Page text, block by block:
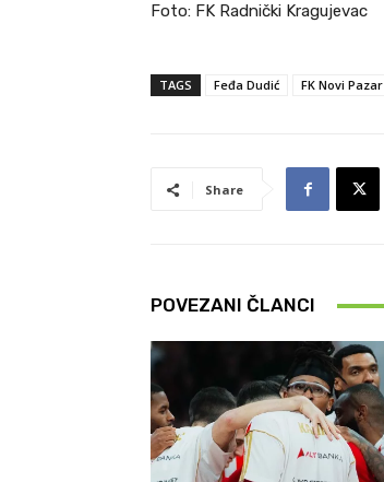
Foto: FK Radnički Kragujevac
TAGS Feđa Dudić FK Novi Pazar
Share
POVEZANI ČLANCI